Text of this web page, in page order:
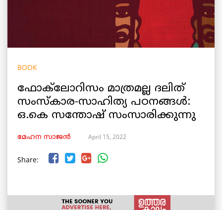
BOOK
ഫോക്‌ലോറിസം മാത്രമല്ല ദലിത്
സംസ്കാര-സാഹിത്യ പഠനങ്ങൾ:
ഒ.കെ സന്തോഷ്‌ സംസാരിക്കുന്നു
മേഹന സാജൻ April 15, 2022
Share: